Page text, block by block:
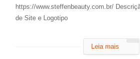
https://www.steffenbeauty.com.br/
de Site e Logotipo
Leia mais